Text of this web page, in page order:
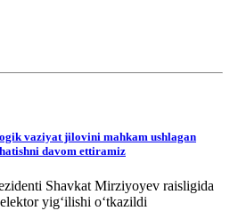
vaziyat jilovini mahkam ushlagan
davom ettiramiz
Shavkat Mirziyoyev raisligida
yig‘ilishi o‘tkazildi